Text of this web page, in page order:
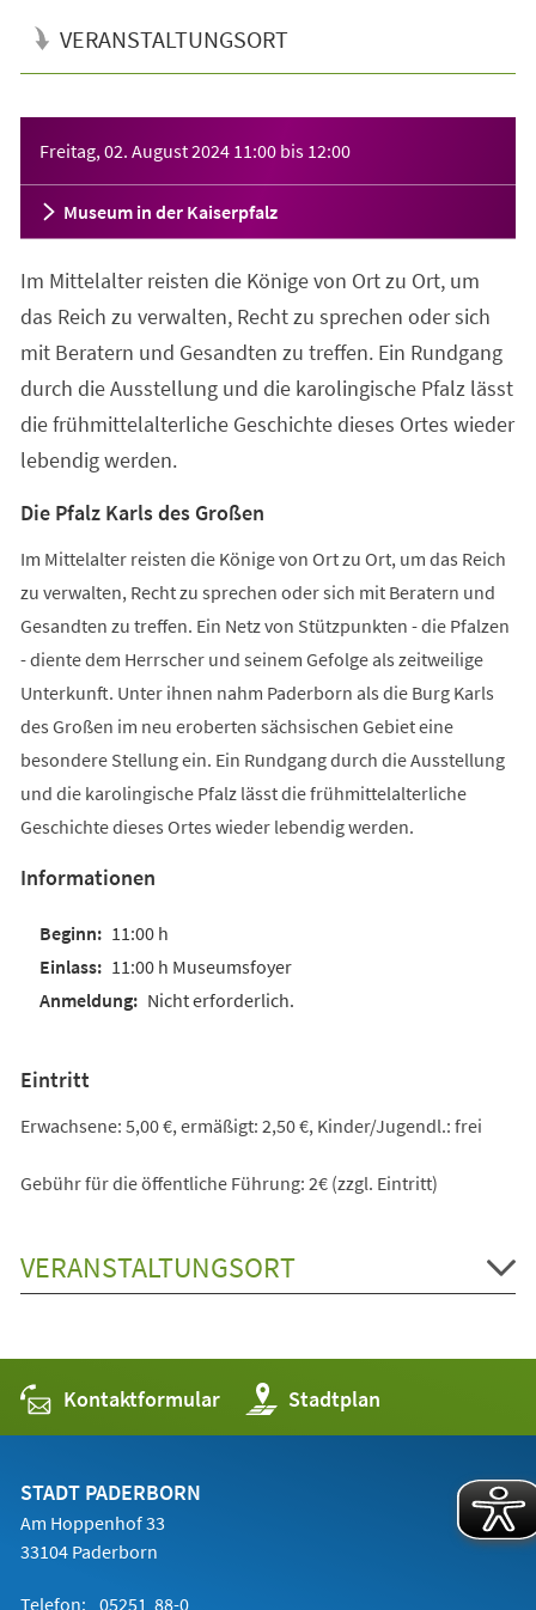
VERANSTALTUNGSORT
Freitag, 02. August 2024 11:00 bis 12:00
Museum in der Kaiserpfalz
Im Mittelalter reisten die Könige von Ort zu Ort, um
das Reich zu verwalten, Recht zu sprechen oder sich
mit Beratern und Gesandten zu treffen. Ein Rundgang
durch die Ausstellung und die karolingische Pfalz lässt
die frühmittelalterliche Geschichte dieses Ortes wieder
lebendig werden.
Die Pfalz Karls des Großen
Im Mittelalter reisten die Könige von Ort zu Ort, um das Reich
zu verwalten, Recht zu sprechen oder sich mit Beratern und
Gesandten zu treffen. Ein Netz von Stützpunkten - die Pfalzen
- diente dem Herrscher und seinem Gefolge als zeitweilige
Unterkunft. Unter ihnen nahm Paderborn als die Burg Karls
des Großen im neu eroberten sächsischen Gebiet eine
besondere Stellung ein. Ein Rundgang durch die Ausstellung
und die karolingische Pfalz lässt die frühmittelalterliche
Geschichte dieses Ortes wieder lebendig werden.
Informationen
11:00 h
11:00 h Museumsfoyer
Nicht erforderlich.
Eintritt
Erwachsene: 5,00 €, ermäßigt: 2,50 €, Kinder/Jugendl.: frei
Gebühr für die öffentliche Führung: 2€ (zzgl. Eintritt)
VERANSTALTUNGSORT
Kontaktformular Stadtplan
(Öffnet
in
einem
STADT PADERBORN
Am Hoppenhof 33
33104 Paderborn
Telefon: 05251 88-0